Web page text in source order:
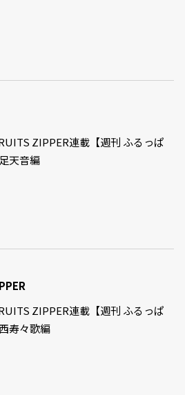
ZIPPER連載【週刊 ふるっぱ
天音編
ZIPPER連載【週刊 ふるっぱ
寿々歌編